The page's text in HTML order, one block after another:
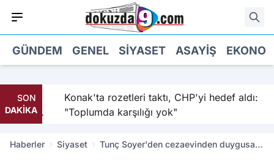
GÜNDEM GENEL SIYASET ASAYIŞ
SON
DAKİKA
kabul
Konak'ta rozetleri taktı, CHP'yi hedef aldı:
"Toplumda karşılığı yok"
Haberler Siyaset
Tunç Soyer'den cezaevinden duygusal